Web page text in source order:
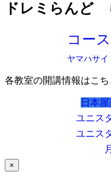
ドレミらんど
コー
ヤマハサイ
各教室の開講情報はこち
日本
ユニス
ユニス
×